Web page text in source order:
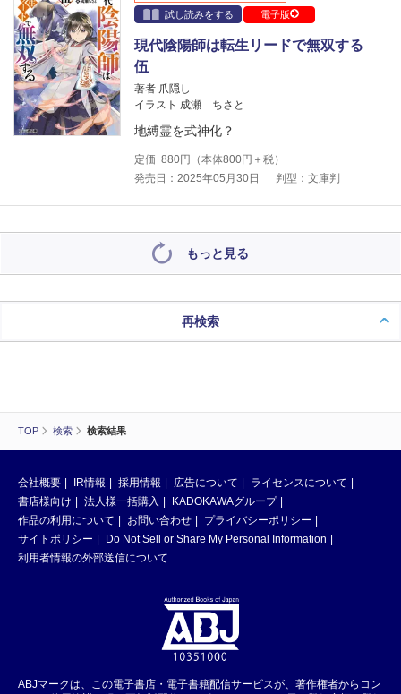
TOP 検索 検索結果
試し読みをする
電子版
現代陰陽師は転生リードで無双する
伍
著者 爪隠し
イラスト 成瀬 ちさと
地縛霊を式神化？
定価 880円（本体800円＋税）
発売日：2025年05月30日
判型：文庫判
もっと見る
再検索
会社概要 IR情報 採用情報 広告について
ライセンスについて
書店様向け
法人様一括購入
KADOKAWAグループ
作品の利用について
お問い合わせ
プライバシーポリシー
サイトポリシー
Do Not Sell or Share My Personal Information
利用者情報の外部送信について
ABJマークは、この電子書店・電子書籍配信サービスが、著作権者からコン